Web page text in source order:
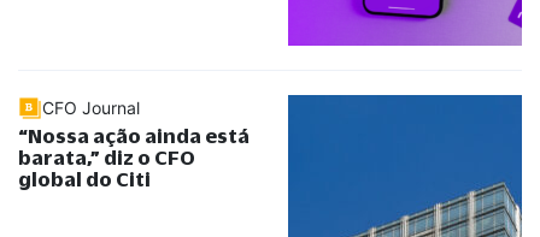
CFO Journal
“Nossa ação ainda está
barata,” diz o CFO
global do Citi